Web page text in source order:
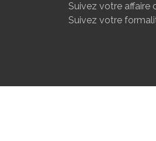
Suivez votre affaire
Suivez votre